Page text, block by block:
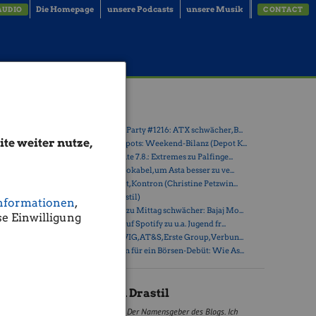
weiter nutze,
,
Einwilligung
Die Homepage unsere Podcasts unsere Musik CONTACT
Motto
» Wiener Börse Party #1216: ATX schwächer, B...
» Österreich-Depots: Weekend-Bilanz (Depot K...
» Börsegeschichte 7.8.: Extremes zu Palfinge...
» Nachlese: 10 Vokabel, um Asta besser zu ve...
» PIR-News: Post, Kontron (Christine Petzwin...
» (Christian Drastil)
» Wiener Börse zu Mittag schwächer: Bajaj Mo...
» Börse-Inputs auf Spotify zu u.a. Jugend fr...
» ATX-Trends: VIG, AT&S, Erste Group, Verbun...
» Zehn Vokabeln für ein Börsen-Debüt: Wie As...
Christian Drastil
Der Namensgeber des Blogs. Ich